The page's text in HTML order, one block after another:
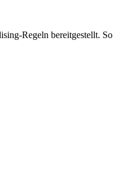
Regeln bereitgestellt. So